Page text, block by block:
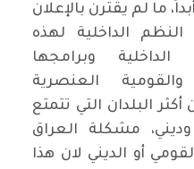
ما لم يقترن بالإعلان
الداخلية لهذه
الداخلية وبرامجها
العنصرية
البلدان التي تتمتع
مشكلة العراق
أو الديني لان هذا